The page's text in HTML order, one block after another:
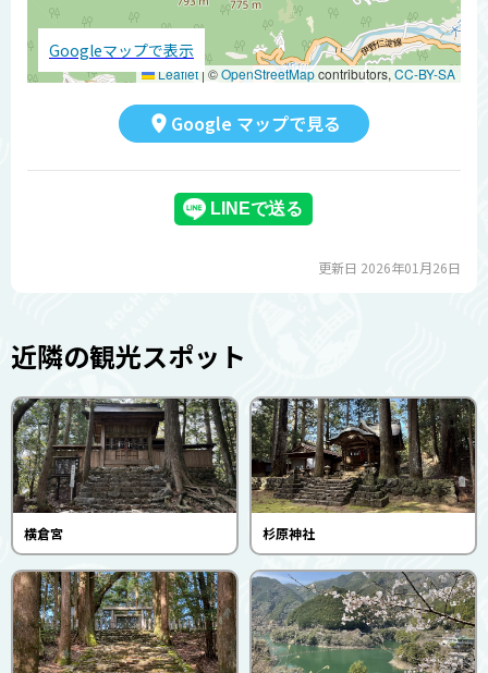
Leaflet | ©OpenStreetMapcontributors, CC-BY-SA
Googleマップで表示
Google マップで見る
更新日 2026年01月26日
近隣の観光スポット
横倉宮 杉原神社